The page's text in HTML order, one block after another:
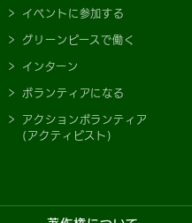
イベントに参加する
グリーンピースで働く
インターン
ボランティアになる
アクションボランティア
(アクティビスト)